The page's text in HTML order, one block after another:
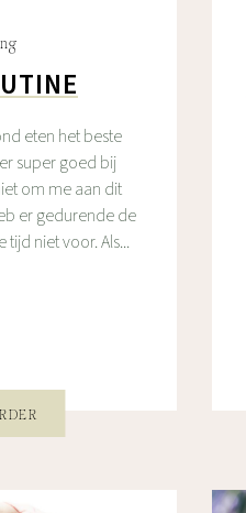
eten het beste
super goed bij
om me aan dit
er gedurende de
niet voor. Als...